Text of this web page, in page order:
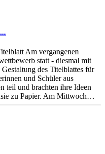
Am vergangenen
statt - diesmal mit
des Titelblattes für
und Schüler aus
teil und brachten ihre Ideen
zu Papier. Am Mittwoch…